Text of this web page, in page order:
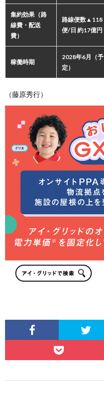
集約効果（路
線費・配送
費）
路線便数▲118
便/日 約17億円
稼働時期
2028年6月（予
定）
（藤原秀行）